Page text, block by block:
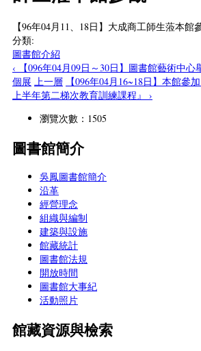
【96年04月11、18日】大成商工師生蒞本館
分類:
圖書館介紹
‹ 【096年04月09日～30日】圖書館藝術中
個展 上一層
【096年04月16~18日】本館參
上半年第二梯次教育訓練課程』 ›
瀏覽次數：1505
圖書館簡介
吳鳳圖書館簡介
沿革
經營理念
組織與編制
建築與設施
館藏統計
圖書館法規
開放時間
圖書館大事紀
活動照片
館藏資源與檢索